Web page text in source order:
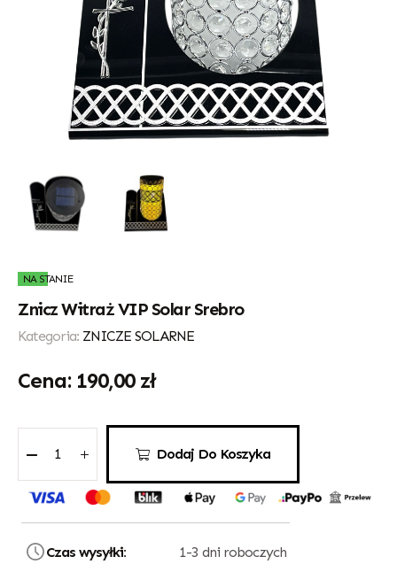
NA STANIE
Znicz Witraż VIP Solar Srebro
Kategoria: ZNICZE SOLARNE
190,00 zł
Dodaj Do Koszyka
Czas wysyłki: 1-3 dni roboczych